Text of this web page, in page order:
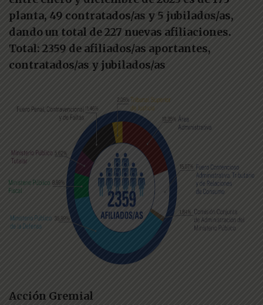
planta, 49 contratados/as y 5 jubilados/as,
dando un total de 227 nuevas afiliaciones.
Total: 2359 de afiliados/as aportantes,
contratados/as y jubilados/as
Acción Gremial